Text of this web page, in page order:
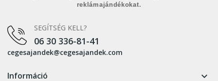
reklámajándékokat.
SEGÍTSÉG KELL?
06 30 336-81-41
cegesajandek@cegesajandek.com
Információ 